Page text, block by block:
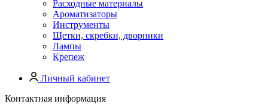
Расходные материалы
Ароматизаторы
Инструменты
Щетки, скребки, дворники
Лампы
Крепеж
Личный кабинет
Контактная информация